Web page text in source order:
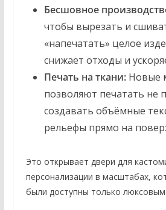
Бесшовное
чтобы вырезать и
«напечатать» целое
снижает отходы и
Печать на ткани:Новые
позволяют печатать не
создавать объёмные
рельефы прямо на
Это открывает двери для
персонализации в масштабах,
были доступны только